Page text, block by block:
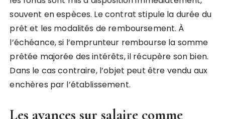
souvent en espèces. Le contrat stipule la durée du
prêt et les modalités de remboursement. À
l’échéance, si l’emprunteur rembourse la somme
prêtée majorée des intérêts, il récupère son bien.
Dans le cas contraire, l’objet peut être vendu aux
enchères par l’établissement.
Les avances sur salaire comme